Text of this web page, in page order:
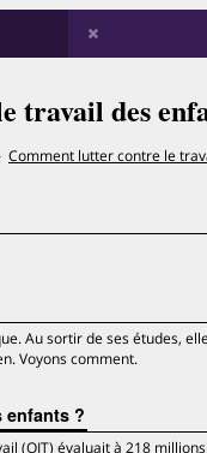
travail des
Comment lutter contre le
Au sortir de ses études,
Voyons comment.
enfants ?
(OIT) évaluait à 218